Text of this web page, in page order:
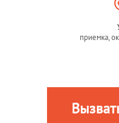
приемка,